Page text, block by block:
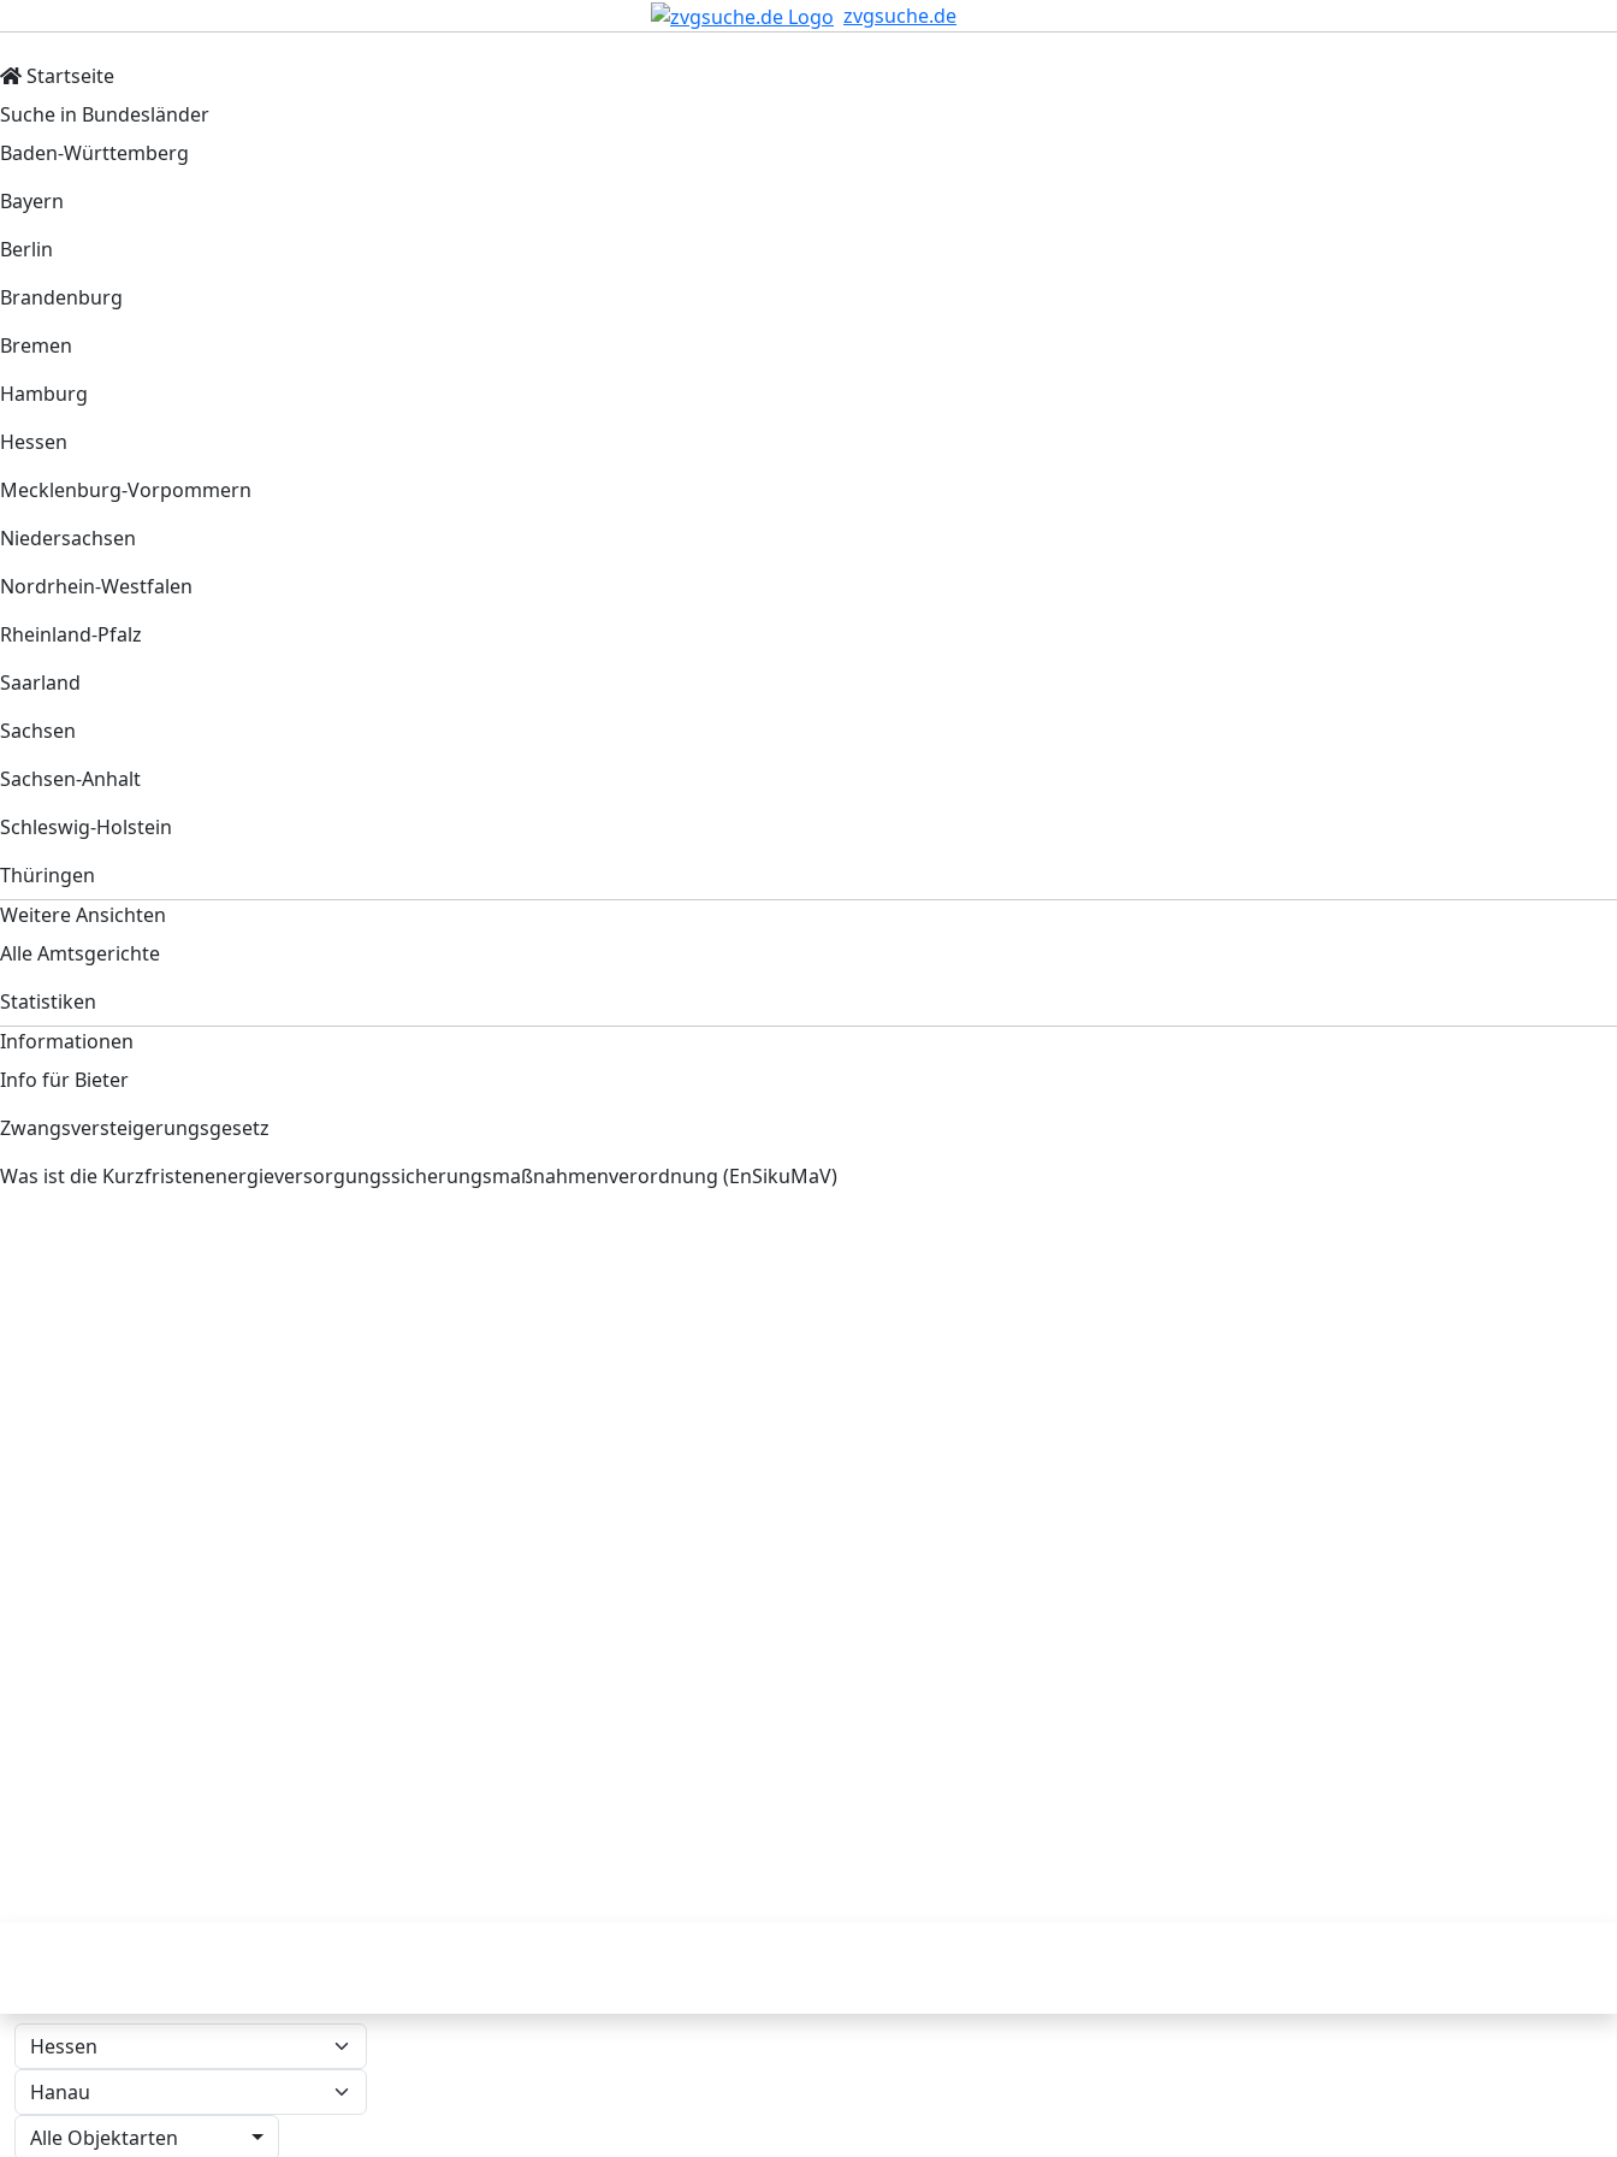
zvgsuche.de
Startseite
Suche in Bundesländer
Baden-Württemberg
Bayern
Berlin
Brandenburg
Bremen
Hamburg
Hessen
Mecklenburg-Vorpommern
Niedersachsen
Nordrhein-Westfalen
Rheinland-Pfalz
Saarland
Sachsen
Sachsen-Anhalt
Schleswig-Holstein
Thüringen
Weitere Ansichten
Alle Amtsgerichte
Statistiken
Informationen
Info für Bieter
Zwangsversteigerungsgesetz
Was ist die Kurzfristenenergieversorgungssicherungsmaßnahmenverordnung (EnSikuMaV)
Alle Objektarten